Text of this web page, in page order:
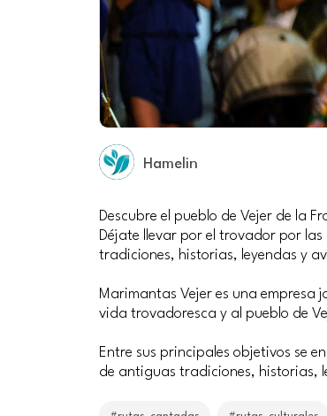
Hamelin
Descubre el pueblo de Vejer de la
Déjate llevar por el trovador por
tradiciones, historias, leyendas y
Marimantas Vejer es una empresa
vida trovadoresca y al pueblo de
Entre sus principales objetivos se
de antiguas tradiciones, historias,